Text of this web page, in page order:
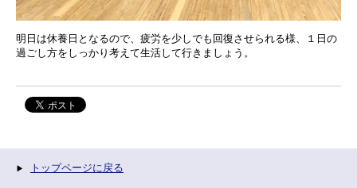
明日は休養日となるので、疲労を少しでも回復させられる様、１日の
過ごし方をしっかり考えて生活して行きましょう。
トップページに戻る